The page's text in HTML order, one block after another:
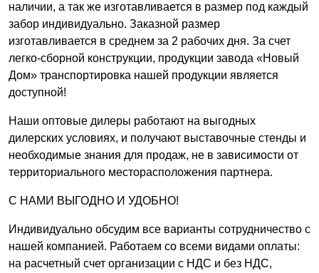
наличии, а так же изготавливается в размер под каждый
забор индивидуально. Заказной размер
изготавливается в среднем за 2 рабочих дня. За счет
легко-сборной конструкции, продукции завода «Новый
Дом» транспортировка нашей продукции является
доступной!
Наши оптовые дилеры работают на выгодных
дилерских условиях, и получают выставочные стенды и
необходимые знания для продаж, не в зависимости от
территориального месторасположения партнера.
С НАМИ ВЫГОДНО И УДОБНО!
Индивидуально обсудим все варианты сотрудничество с
нашей компанией. Работаем со всеми видами оплаты:
на расчетный счет организации с НДС и без НДС,